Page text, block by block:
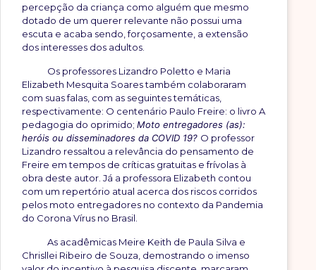
percepção da criança como alguém que mesmo
dotado de um querer relevante não possui uma
escuta e acaba sendo, forçosamente, a extensão
dos interesses dos adultos.
Os professores Lizandro Poletto e Maria
Elizabeth Mesquita Soares também colaboraram
com suas falas, com as seguintes temáticas,
respectivamente: O centenário Paulo Freire: o livro A
pedagogia do oprimido; Moto entregadores (as):
heróis ou disseminadores da COVID 19? O professor
Lizandro ressaltou a relevância do pensamento de
Freire em tempos de críticas gratuitas e frívolas à
obra deste autor. Já a professora Elizabeth contou
com um repertório atual acerca dos riscos corridos
pelos moto entregadores no contexto da Pandemia
do Corona Vírus no Brasil.
As acadêmicas Meire Keith de Paula Silva e
Chrisllei Ribeiro de Souza, demostrando o imenso